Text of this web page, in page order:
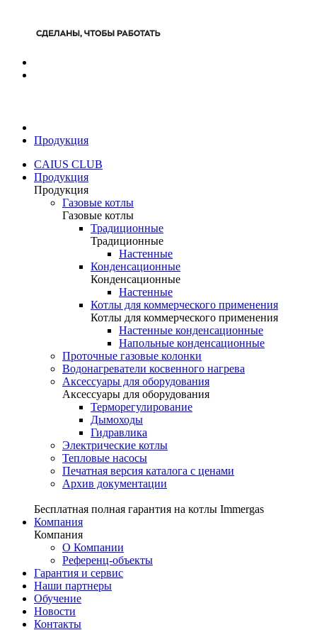
Продукция
CAIUS CLUB
Продукция
Продукция
Газовые котлы
Газовые котлы
Традиционные
Традиционные
Настенные
Конденсационные
Конденсационные
Настенные
Котлы для коммерческого применения
Котлы для коммерческого применения
Настенные конденсационные
Напольные конденсационные
Проточные газовые колонки
Водонагреватели косвенного нагрева
Аксессуары для оборудования
Аксессуары для оборудования
Терморегулирование
Дымоходы
Гидравлика
Электрические котлы
Тепловые насосы
Печатная версия каталога с ценами
Архив документации
Бесплатная полная гарантия на котлы Immergas
Компания
Компания
О Компании
Референц-объекты
Гарантия и сервис
Наши партнеры
Обучение
Новости
Контакты